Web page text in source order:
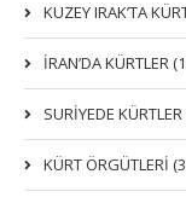
KUZEY IRAK’TA
İRAN’DA KÜRTLER
SURİYEDE
KÜRT ÖRGÜTLERİ